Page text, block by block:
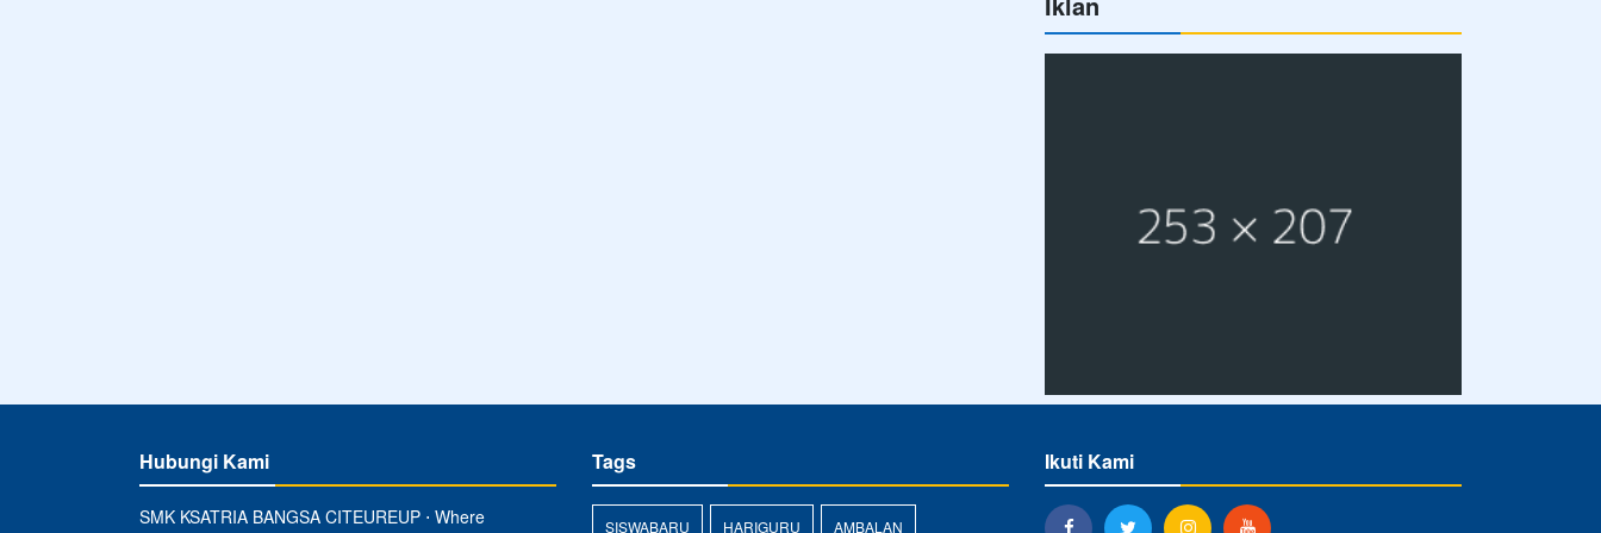
Hubungi Kami
SMK KSATRIA BANGSA CITEUREUP ⋅ Where
Tags
SISWABARU HARIGURU AMBALAN
Ikuti Kami